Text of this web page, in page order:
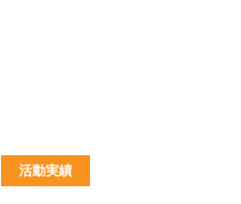
活動実績